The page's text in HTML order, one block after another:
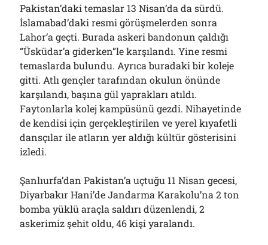
Pakistan’daki temaslar 13 Nisan’da da sürdü.
İslamabad’daki resmi görüşmelerden sonra
Lahor’a geçti. Burada askeri bandonun çaldığı
“Üsküdar’a giderken”le karşılandı. Yine resmi
temaslarda bulundu. Ayrıca buradaki bir koleje
gitti. Atlı gençler tarafından okulun önünde
karşılandı, başına gül yaprakları atıldı.
Faytonlarla kolej kampüsünü gezdi. Nihayetinde
de kendisi için gerçekleştirilen ve yerel kıyafetli
dansçılar ile atların yer aldığı kültür gösterisini
izledi.
Şanlıurfa’dan Pakistan’a uçtuğu 11 Nisan gecesi,
Diyarbakır Hani’de Jandarma Karakolu’na 2 ton
bomba yüklü araçla saldırı düzenlendi, 2
askerimiz şehit oldu, 46 kişi yaralandı.